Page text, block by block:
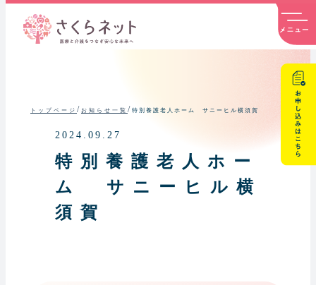
トップページ / お知らせ一覧 / 特別養護老人ホーム サニーヒル横須賀
2024.09.27
特別養護老人ホー
ム サニーヒル横
須賀